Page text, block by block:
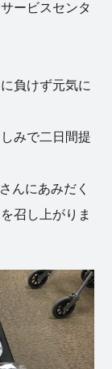
ービスセンタ
負けず元気に
みで二日間提
んにあみだく
召し上がりま